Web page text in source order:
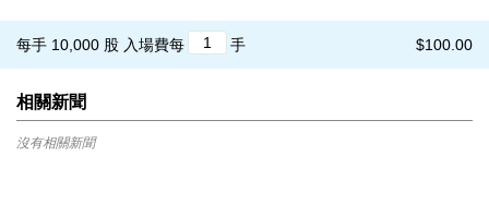
$100.00
每手 10,000 股 入場費每 手
相關新聞
沒有相關新聞